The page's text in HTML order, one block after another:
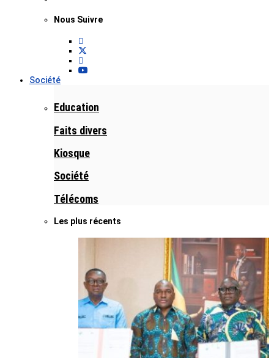
Nous Suivre
Société
Education
Faits divers
Kiosque
Société
Télécoms
Les plus récents